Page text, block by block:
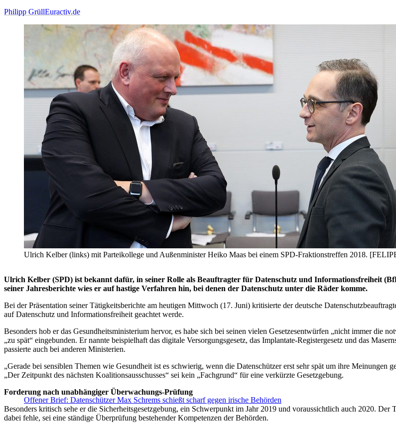
Philipp GrüllEuractiv.de
Ulrich Kelber (links) mit Parteikollege und Außenminister Heiko Maas bei einem SPD-Fraktionstreffen 2018.
Ulrich Kelber (SPD) ist bekannt dafür, in seiner Rolle als Beauftragter für Datenschutz und Informationsfreiheit
seiner Jahresberichte wies er auf hastige Verfahren hin, bei denen der Datenschutz unter die Räder komme.
Bei der Präsentation seiner Tätigkeitsberichte am heutigen Mittwoch (17. Juni) kritisierte der deutsche
auf Datenschutz und Informationsfreiheit geachtet werde.
Besonders hob er das Gesundheitsministerium hervor, es habe sich bei seinen vielen Gesetzesentwürfen „nicht immer die
„zu spät“ eingebunden. Er nannte beispielhaft das digitale Versorgungsgesetz, das Implantate-Registergesetz und das
passierte auch bei anderen Ministerien.
„Gerade bei sensiblen Themen wie Gesundheit ist es schwierig, wenn die Datenschützer erst sehr spät um ihre Meinungen
„Der Zeitpunkt des nächsten Koalitionsausschusses“ sei kein „Fachgrund“ für eine verkürzte Gesetzgebung.
Offener Brief: Datenschützer Max Schrems schießt scharf gegen irische Behörden
Forderung nach unabhängiger Überwachungs-Prüfung
Besonders kritisch sehe er die Sicherheitsgesetzgebung, ein Schwerpunkt im Jahr 2019 und voraussichtlich auch 2020.
dabei fehle, sei eine ständige Überprüfung bestehender Kompetenzen der Behörden.